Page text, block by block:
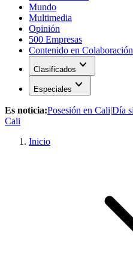
Mundo
Multimedia
Opinión
500 Empresas
Contenido en Colaboración
Clasificados expand_more
Especiales expand_more
Es noticia:Posesión en Cali|Día
Cali
Inicio